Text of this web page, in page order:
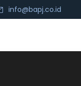
info@bapj.co.id